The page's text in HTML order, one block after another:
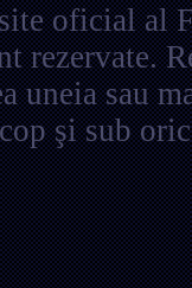
oficial al
rezervate.
uneia sau
şi sub